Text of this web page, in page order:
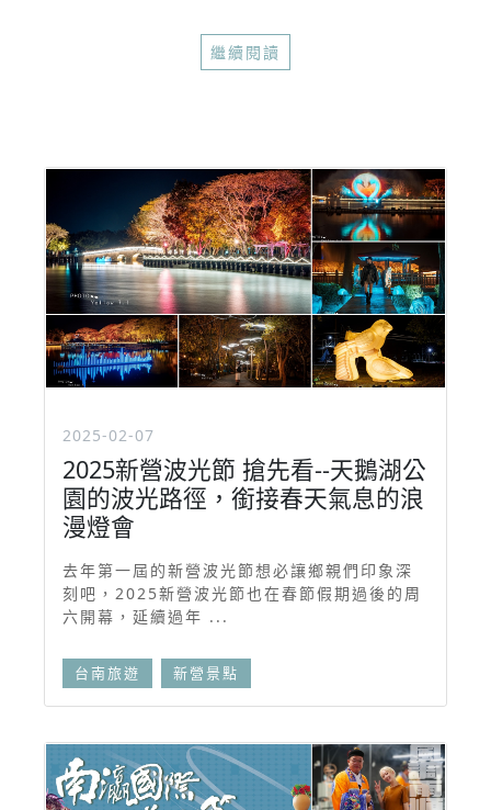
繼續閱讀
2025-02-07
2025新營波光節 搶先看--天鵝湖公
園的波光路徑，銜接春天氣息的浪
漫燈會
去年第一屆的新營波光節想必讓鄉親們印象深
刻吧，2025新營波光節也在春節假期過後的周
六開幕，延續過年 ...
台南旅遊 新營景點